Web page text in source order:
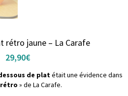
rétro jaune – La Carafe
29,90€
de plat était une évidence dans
rétro » de La Carafe.